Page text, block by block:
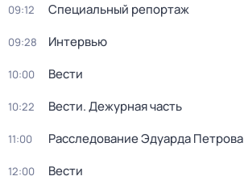
09:12 Специальный репортаж
09:28 Интервью
10:00 Вести
10:22 Вести. Дежурная часть
11:00 Расследование Эдуарда Петрова
12:00 Вести